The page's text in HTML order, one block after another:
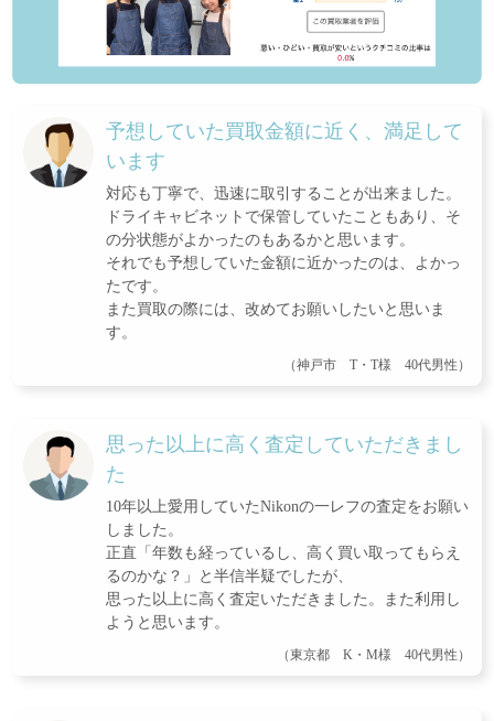
予想していた買取金額に近く、満足して
います
対応も丁寧で、迅速に取引することが出来ました。
ドライキャビネットで保管していたこともあり、そ
の分状態がよかったのもあるかと思います。
それでも予想していた金額に近かったのは、よかっ
たです。
また買取の際には、改めてお願いしたいと思いま
す。
（神戸市 T・T様 40代男性）
思った以上に高く査定していただきまし
た
10年以上愛用していたNikonの一レフの査定をお願い
しました。
正直「年数も経っているし、高く買い取ってもらえ
るのかな？」と半信半疑でしたが、
思った以上に高く査定いただきました。また利用し
ようと思います。
（東京都 K・M様 40代男性）